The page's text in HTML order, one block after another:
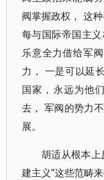
阀掌握政权， 这
每与国际帝国主
乐意全力借给军
力， 一是可以延
国家，永远为他
去， 军阀的势力
展。
胡适从根本上
建主义”这些范畴